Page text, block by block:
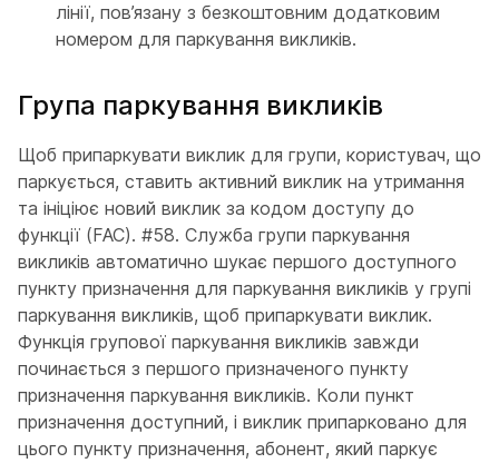
лінії, пов’язану з безкоштовним додатковим
номером для паркування викликів.
Група паркування викликів
Щоб припаркувати виклик для групи, користувач, що
паркується, ставить активний виклик на утримання
та ініціює новий виклик за кодом доступу до
функції (FAC). #58. Служба групи паркування
викликів автоматично шукає першого доступного
пункту призначення для паркування викликів у групі
паркування викликів, щоб припаркувати виклик.
Функція групової паркування викликів завжди
починається з першого призначеного пункту
призначення паркування викликів. Коли пункт
призначення доступний, і виклик припарковано для
цього пункту призначення, абонент, який паркує